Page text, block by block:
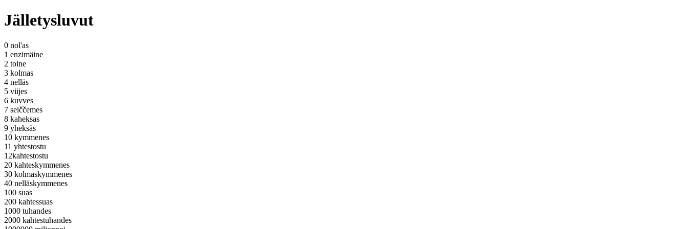
Jälletysluvut
0 nol'as
1 enzimäine
2 toine
3 kolmas
4 nelläs
5 viijes
6 kuvves
7 seiččemes
8 kaheksas
9 yheksäs
10 kymmenes
11 yhtestostu
12kahtestostu
20 kahteskymmenes
30 kolmaskymmenes
40 nelläskymmenes
100 suas
200 kahtessuas
1000 tuhandes
2000 kahtestuhandes